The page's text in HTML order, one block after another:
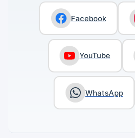
Facebook
YouTube
WhatsApp